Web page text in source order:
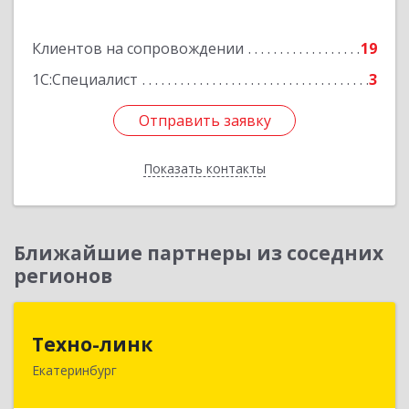
Клиентов на сопровождении
19
1С:Специалист
3
Отправить заявку
Показать контакты
Отправить заявку
Назад
Ближайшие партнеры из соседних
регионов
Техно-линк
Екатеринбург
620000, Свердловская обл, Екатеринбург г,